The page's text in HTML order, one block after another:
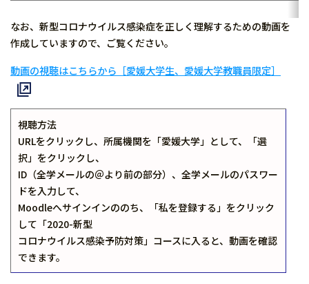
なお、新型コロナウイルス感染症を正しく理解するための動画を
作成していますので、ご覧ください。
動画の視聴はこちらから［愛媛大学生、愛媛大学教職員限定］
視聴方法
URLをクリックし、所属機関を「愛媛大学」として、「選
択」をクリックし、
ID（全学メールの＠より前の部分）、全学メールのパスワー
ドを入力して、
Moodleへサインインののち、「私を登録する」をクリック
して「2020-新型
コロナウイルス感染予防対策」コースに入ると、動画を確認
できます。